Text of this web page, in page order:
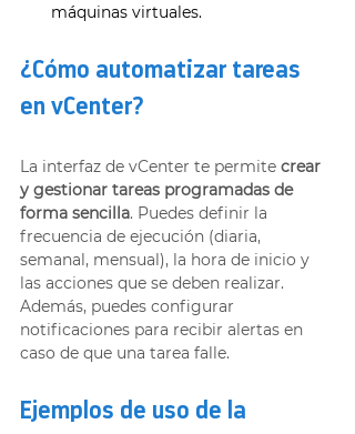
máquinas virtuales.
¿Cómo automatizar tareas
en vCenter?
La interfaz de vCenter te permite crear
y gestionar tareas programadas de
forma sencilla. Puedes definir la
frecuencia de ejecución (diaria,
semanal, mensual), la hora de inicio y
las acciones que se deben realizar.
Además, puedes configurar
notificaciones para recibir alertas en
caso de que una tarea falle.
Ejemplos de uso de la